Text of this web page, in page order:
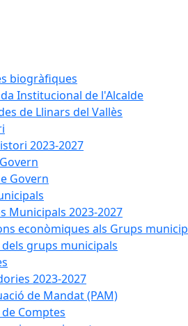
biogràfiques
Institucional de l'Alcalde
de Llinars del Vallès
2023-2027
Govern
Municipals 2023-2027
econòmiques als Grups
grups municipals
2023-2027
de Mandat (PAM)
Comptes